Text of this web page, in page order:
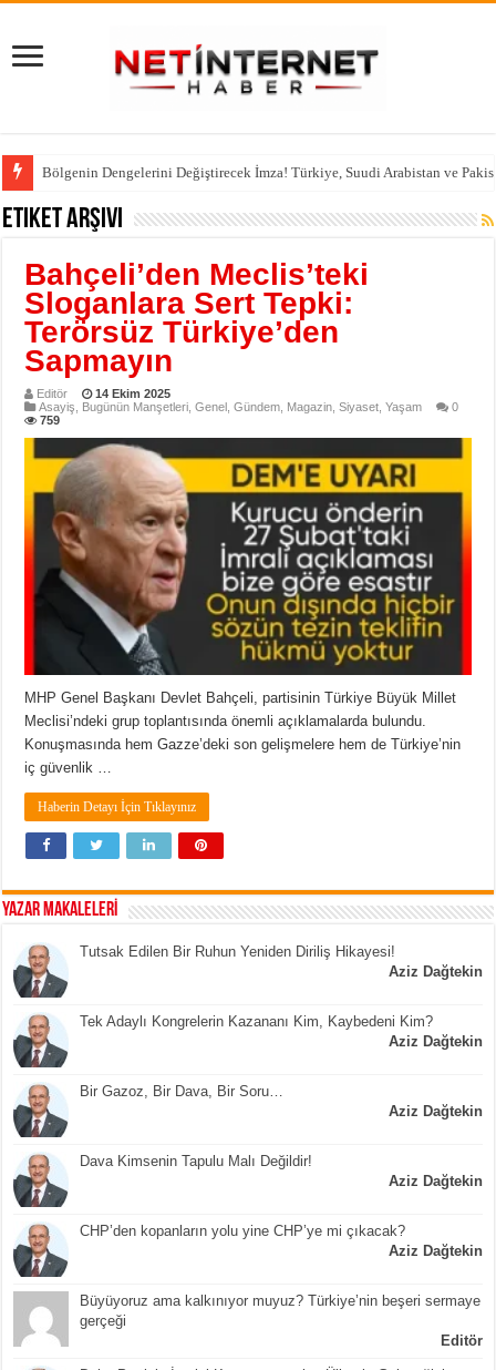
Bölgenin Dengelerini Değiştirecek İmza! Türkiye, Suudi Arabistan ve
Etiket Arşivi
Bahçeli’den Meclis’teki
Sloganlara Sert Tepki:
Terörsüz Türkiye’den
Sapmayın
Editör
14 Ekim 2025
Asayiş
Bugünün Manşetleri ,Genel ,Gündem Magazin ,Siyaset ,Yaşam
0
759
MHP Genel Başkanı Devlet Bahçeli, partisinin Türkiye Büyük Millet
Meclisi’ndeki grup toplantısında önemli açıklamalarda bulundu.
Konuşmasında hem Gazze’deki son gelişmelere hem de Türkiye’nin
iç güvenlik …
Haberin Detayı İçin Tıklayınız
YAZAR MAKALELERİ
Tutsak Edilen Bir Ruhun Yeniden Diriliş Hikayesi!
Aziz Dağtekin
Tek Adaylı Kongrelerin Kazananı Kim, Kaybedeni Kim?
Aziz Dağtekin
Bir Gazoz, Bir Dava, Bir Soru…
Aziz Dağtekin
Dava Kimsenin Tapulu Malı Değildir!
Aziz Dağtekin
CHP’den kopanların yolu yine CHP’ye mi çıkacak?
Aziz Dağtekin
Büyüyoruz ama kalkınıyor muyuz? Türkiye’nin beşeri sermaye
gerçeği
Editör